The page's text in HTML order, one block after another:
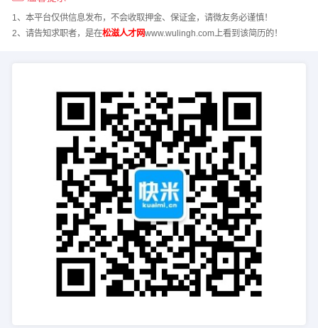
1、本平台仅供信息发布，不会收取押金、保证金，请微友务必谨慎！
2、请告知求职者，是在松滋人才网www.wulingh.com上看到该简历的！